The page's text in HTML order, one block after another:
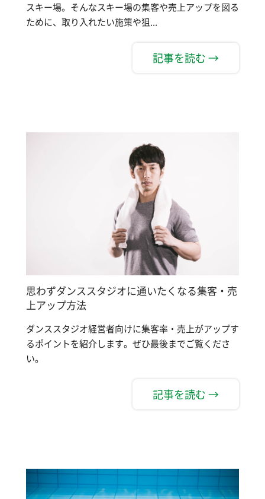
スキー場。そんなスキー場の集客や売上アップを図る
ために、取り入れたい施策や狙...
記事を読む →
思わずダンススタジオに通いたくなる集客・売
上アップ方法
ダンススタジオ経営者向けに集客率・売上がアップす
るポイントを紹介します。ぜひ最後までご覧くださ
い。
記事を読む →